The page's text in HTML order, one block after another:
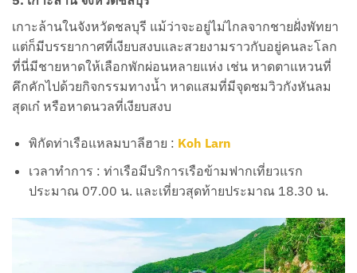
เกาะล้านในจังหวัดชลบุรี แม้ว่าจะอยู่ไม่ไกลจากชายฝั่งพัทยา
แต่ก็มีบรรยากาศที่เงียบสงบและสวยงามราวกับอยู่คนละโลก
ที่นี่มีชายหาดให้เลือกพักผ่อนหลายแห่ง เช่น หาดตาแหวนที่
คึกคักไปด้วยกิจกรรมทางน้ำ หาดแสมที่มีจุดชมวิวกังหันลม
สุดเก๋ หรือหาดนวลที่เงียบสงบ
พิกัดท่าเรือแหลมบาลีฮาย : Koh Larn
เวลาทำการ : ท่าเรือมีบริการเรือข้ามฟากเที่ยวแรก
ประมาณ 07.00 น. และเที่ยวสุดท้ายประมาณ 18.30 น.